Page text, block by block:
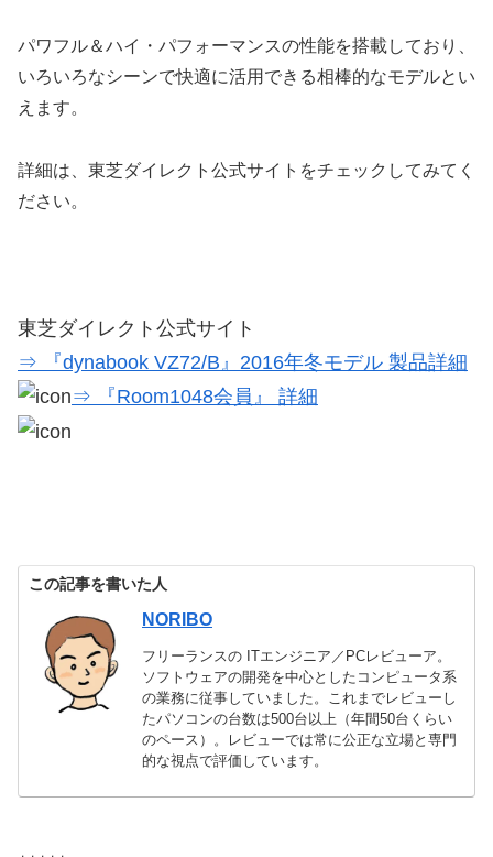
パワフル＆ハイ・パフォーマンスの性能を搭載しており、
いろいろなシーンで快適に活用できる相棒的なモデルとい
えます。
詳細は、東芝ダイレクト公式サイトをチェックしてみてく
ださい。
東芝ダイレクト公式サイト
⇒ 『dynabook VZ72/B』2016年冬モデル 製品詳細
⇒ 『Room1048会員』 詳細
この記事を書いた人
NORIBO
フリーランスの ITエンジニア／PCレビューア。
ソフトウェアの開発を中心としたコンピュータ系
の業務に従事していました。これまでレビューし
たパソコンの台数は500台以上（年間50台くらい
のペース）。レビューでは常に公正な立場と専門
的な視点で評価しています。